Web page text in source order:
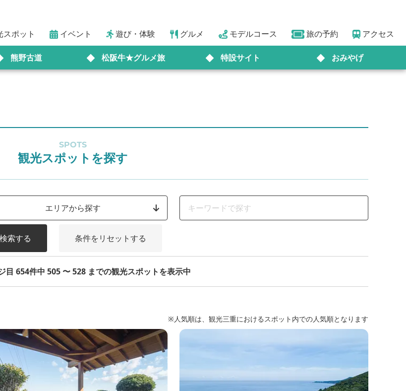
スポット イベント 遊び・体験 グルメ モデルコース 旅の予約 アクセス
熊野古道 松阪牛★グルメ旅 特設サイト おみやげ
SPOTS
観光スポットを探す
エリアから探す
検索する 条件をリセットする
目 654件中 505 〜 528 までの観光スポットを表示中
※人気順は、観光三重におけるスポット内での人気順となります